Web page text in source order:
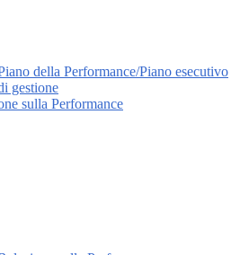
della Performance/Piano esecutivo
gestione
sulla Performance